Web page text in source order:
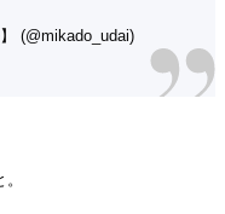
(@mikado_udai)